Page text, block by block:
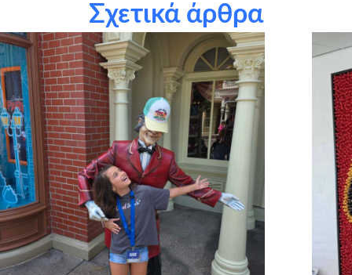
Ευχαριστούμε θερμά την εταιρείαCraftbox.gr
για την
αποστολή birthday box – έκπληξη σε όλα τα παιδιά μας,
καθώς και τοmyikona.grγια τη χορηγία όλων των
προσωποποιημένων φωτογραφικών άλμπουμ των παιδιών
μας!
Σχετικά άρθρα